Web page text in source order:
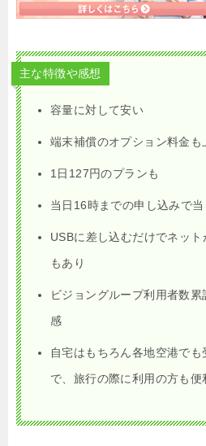
主な特徴や感想
容量に対して安い
端末補償のオプション料金も
1日127円のプランも
当日16時までの申し込みで
USBに差し込むだけでネッ
もあり
ビジョングループ利用者数
感
自宅はもちろん各地空港で
で、旅行の際に利用の方も便